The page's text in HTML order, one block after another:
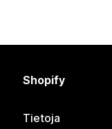
Shopify
Tietoja